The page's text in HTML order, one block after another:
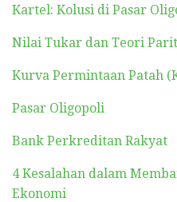
Kartel: Kolusi di Pasar
Nilai Tukar dan Teori
Kurva Permintaan Patah
Pasar Oligopoli
Bank Perkreditan Rakyat
4 Kesalahan dalam
Ekonomi